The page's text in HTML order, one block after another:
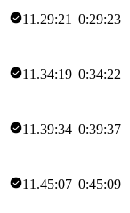
11.29:21 0:29:23
11.34:19 0:34:22
11.39:34 0:39:37
11.45:07 0:45:09